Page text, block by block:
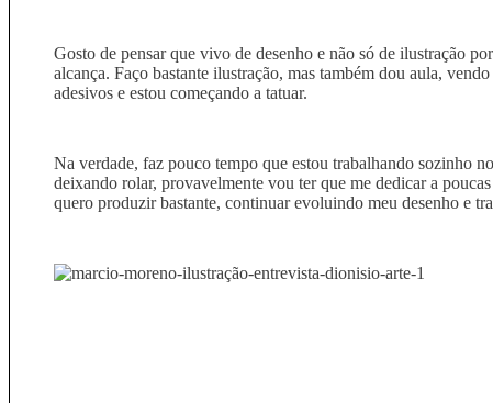
Gosto de pensar que vivo de desenho e não só de ilustração
alcança. Faço bastante ilustração, mas também dou aula,
adesivos e estou começando a tatuar.
Na verdade, faz pouco tempo que estou trabalhando sozinho
deixando rolar, provavelmente vou ter que me dedicar a
quero produzir bastante, continuar evoluindo meu desenho e